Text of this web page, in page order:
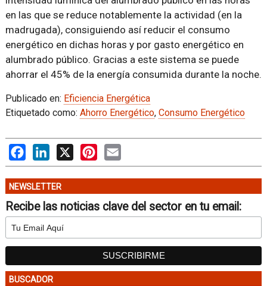
en las que se reduce notablemente la actividad (en la
madrugada), consiguiendo así reducir el consumo
energético en dichas horas y por gasto energético en
alumbrado público. Gracias a este sistema se puede
ahorrar el 45% de la energía consumida durante la noche.
Publicado en: Eficiencia Energética
Etiquetado como: Ahorro Energético, Consumo Energético
FacebookLinkedIn
X PinterestEmail
NEWSLETTER
Recibe las noticias clave del sector en tu email:
BUSCADOR